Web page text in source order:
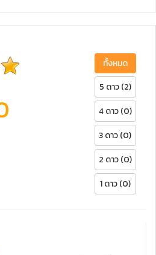
ทั้งหมด
5 ดาว (2)
4 ดาว (0)
3 ดาว (0)
2 ดาว (0)
1 ดาว (0)